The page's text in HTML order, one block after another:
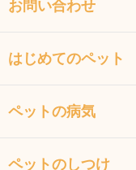
お問い合わせ
はじめてのペット
ペットの病気
ペットのしつけ